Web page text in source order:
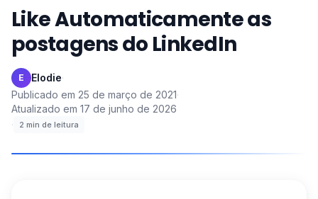
Like Automaticamente as
postagens do LinkedIn
E Elodie·
Publicado em 25 de março de 2021·
Atualizado em 17 de junho de 2026
·
2 min de leitura